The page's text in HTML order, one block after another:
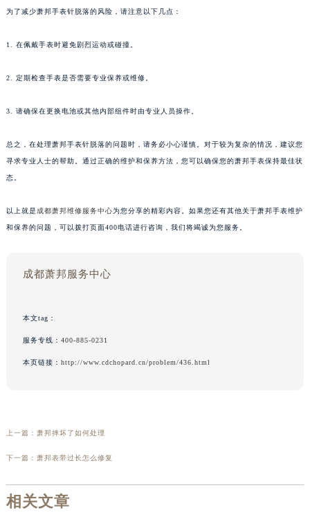
为了减少萧邦手表针脱落的风险，请注意以下几点：
1. 在佩戴手表时避免剧烈运动或碰撞。
2. 定期检查手表是否需要专业保养或维修。
3. 请确保在更换电池或其他内部组件时由专业人员操作。
总之，在处理萧邦手表针脱落的问题时，请务必小心谨慎。对于较为复杂的情况，建议您
寻求专业人士的帮助。通过正确的维护和保养方法，您可以确保您的萧邦手表保持最佳状
态。
以上就是 成都萧邦维修服务中心为您分享的精彩内容。如果您还有其他关于萧邦手表维护
和保养的问题，可以拨打页面400电话进行咨询，我们将竭诚为您服务。
成都萧邦服务中心
本文tag：
服务专线： 400-885-0231
本页链接： http://www.cdchopard.cn/problem/436.html
上一篇： 萧邦摔坏了如何处理
下一篇： 萧邦表带过长怎么修复
相关文章